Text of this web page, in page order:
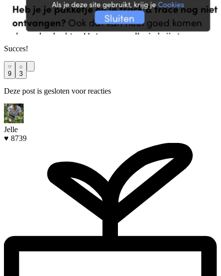
Succes!
9 3
Deze post is gesloten voor reacties
Jelle
♥ 8739